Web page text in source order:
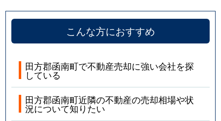
こんな方におすすめ
田方郡函南町で不動産売却に強い会社を探
している
田方郡函南町近隣の不動産の売却相場や状
況について知りたい